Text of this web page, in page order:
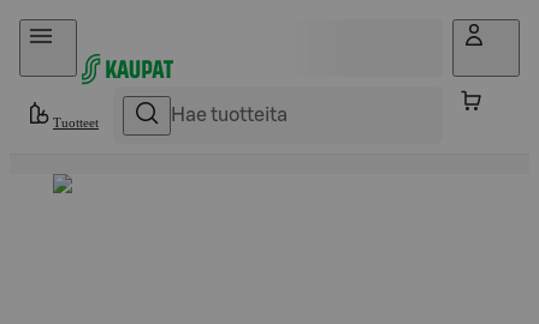
Hyppää sisältöön
Tuotteet